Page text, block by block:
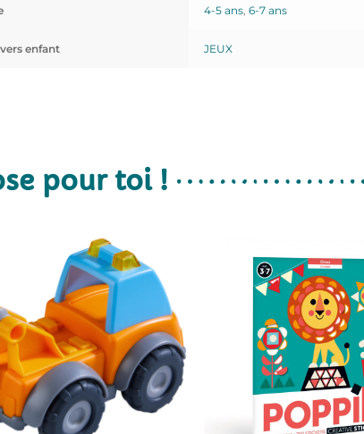
4-5 ans, 6-7 ans
enfant JEUX
pour toi !